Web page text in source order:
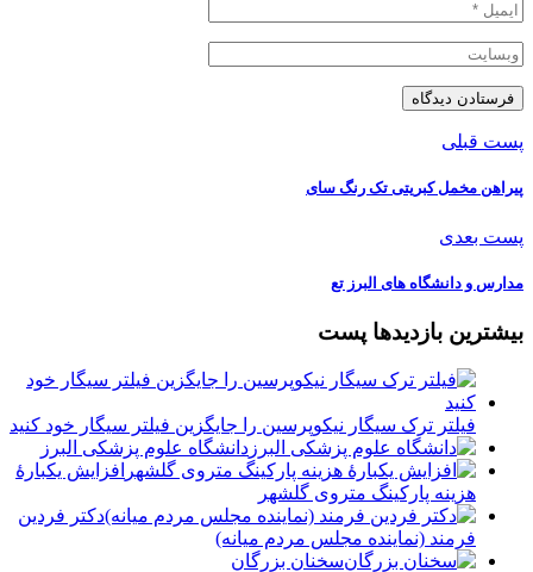
پست قبلی
پیراهن مخمل کبریتی تک رنگ سای
پست بعدی
مدارس و دانشگاه های البرز تع
بیشترین بازدیدها پست
فیلتر ترک سیگار نیکوپرسین را جایگزین فیلتر سیگار خود کنید
دانشگاه علوم پزشکی البرز
افزایش یکبارۀ
هزینه پارکینگ متروی گلشهر
دكتر فردين
فرمند (نماينده مجلس مردم میانه)
سخنان بزرگان